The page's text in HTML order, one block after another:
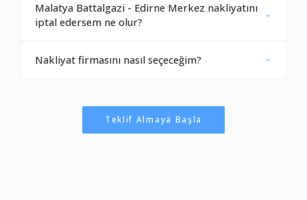
Malatya Battalgazi - Edirne Merkez nakliyatını
iptal edersem ne olur?
Nakliyat firmasını nasıl seçeceğim?
Teklif Almaya Başla